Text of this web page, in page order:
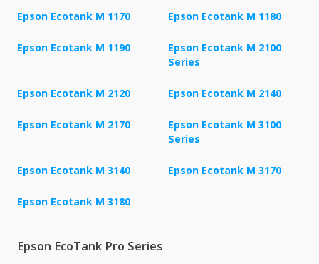
Epson Ecotank M 1170 Epson Ecotank M 1180
Epson Ecotank M 1190
Epson Ecotank M 2100
Series
Epson Ecotank M 2120 Epson Ecotank M 2140
Epson Ecotank M 2170
Epson Ecotank M 3100
Series
Epson Ecotank M 3140 Epson Ecotank M 3170
Epson Ecotank M 3180
Epson EcoTank Pro Series